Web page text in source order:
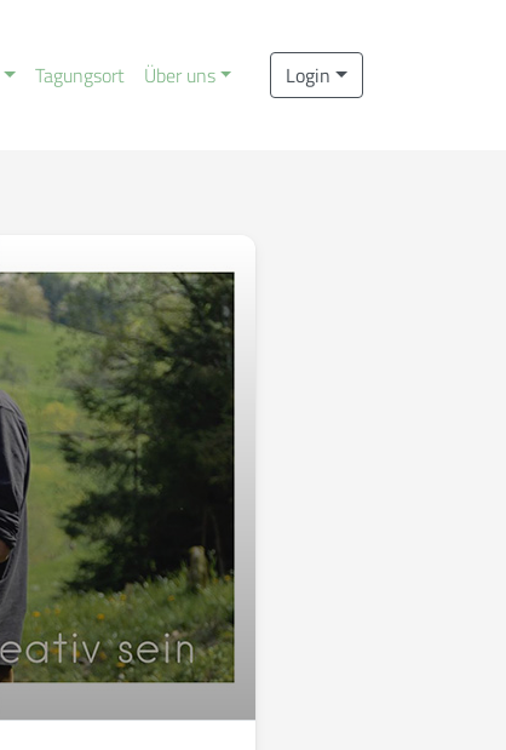
Tagungsort Über uns Login